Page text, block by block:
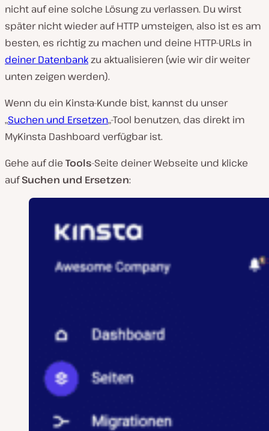
nicht auf eine solche Lösung zu verlassen. Du wirst
später nicht wieder auf HTTP umsteigen, also ist es am
besten, es richtig zu machen und deine HTTP-URLs in
deiner Datenbankzu aktualisieren (wie wir dir weiter
unten zeigen werden).
Wenn du ein Kinsta-Kunde bist, kannst du unser
„Suchen und Ersetzen„-Tool benutzen, das direkt im
MyKinsta Dashboard verfügbar ist.
Gehe auf die Tools-Seite deiner Webseite und klicke
aufSuchen und Ersetzen: